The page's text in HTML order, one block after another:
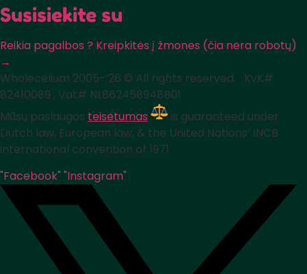
Susisiekite su
Reikia pagalbos ? Kreipkitės į žmones (čia nėra robotų)
→
Wholecelium 2005-’26 ©️ All rights reserved. KvK#
82410089 , Vat# NL862458948B01
Mūsų paslaugos teisėtumas
is guaranteed under
Dutch law, European law, & the United Nations‘ INCB
international convention of 1971
"Facebook""Instagram"